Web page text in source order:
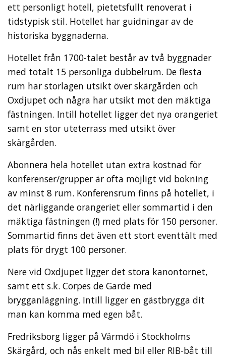
ett personligt hotell, pietetsfullt renoverat i
tidstypisk stil. Hotellet har guidningar av de
historiska byggnaderna.
Hotellet från 1700-talet består av två byggnader
med totalt 15 personliga dubbelrum. De flesta
rum har storlagen utsikt över skärgården och
Oxdjupet och några har utsikt mot den mäktiga
fästningen. Intill hotellet ligger det nya orangeriet
samt en stor uteterrass med utsikt över
skärgården.
Abonnera hela hotellet utan extra kostnad för
konferenser/grupper är ofta möjligt vid bokning
av minst 8 rum. Konferensrum finns på hotellet, i
det närliggande orangeriet eller sommartid i den
mäktiga fästningen (!) med plats för 150 personer.
Sommartid finns det även ett stort eventtält med
plats för drygt 100 personer.
Nere vid Oxdjupet ligger det stora kanontornet,
samt ett s.k. Corpes de Garde med
brygganläggning. Intill ligger en gästbrygga dit
man kan komma med egen båt.
Fredriksborg ligger på Värmdö i Stockholms
Skärgård, och nås enkelt med bil eller RIB-båt till